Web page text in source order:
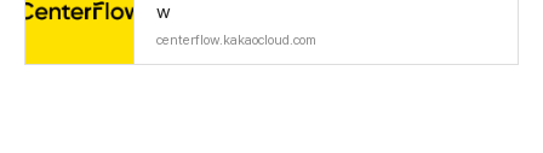
w
centerflow.kakaocloud.com